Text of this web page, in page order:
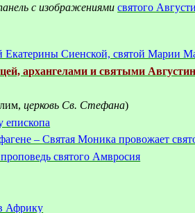
с изображениями святого
Екатерины Сиенской, святой Марии
архангелами и святыми
церковь Св. Стефана)
епископа
– Святая Моника провожает
святого Амвросия
Африку